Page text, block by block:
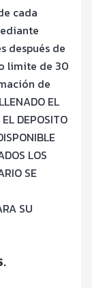
cada
después de
limite de 30
de
EL
DEPOSITO
LOS
SE
SU